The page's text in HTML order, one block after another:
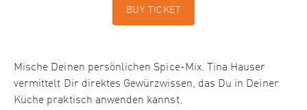
BUY TICKET
Mische Deinen persönlichen Spice-Mix. Tina Hauser
vermittelt Dir direktes Gewürzwissen, das Du in Deiner
Küche praktisch anwenden kannst.